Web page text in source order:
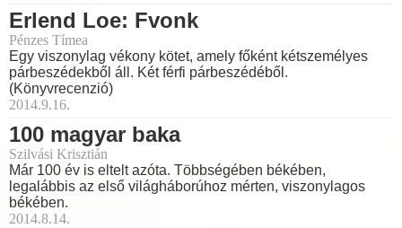
Erlend Loe: Fvonk
Pénzes Tímea
Egy viszonylag vékony kötet, amely főként kétszemélyes
párbeszédekből áll. Két férfi párbeszédéből.
(Könyvrecenzió)
2014.9.16.
100 magyar baka
Szilvási Krisztián
Már 100 év is eltelt azóta. Többségében békében,
legalábbis az első világháborúhoz mérten, viszonylagos
békében.
2014.8.14.